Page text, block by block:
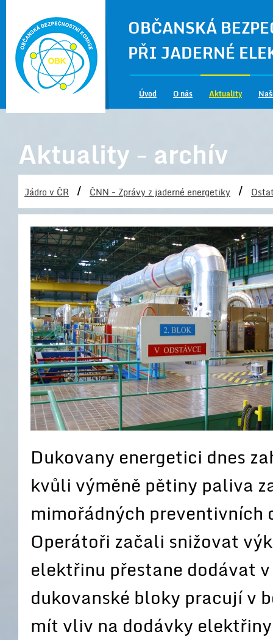
OBČANSKÁ
PŘI JADERNÉ
Úvod O nás Aktuality
Aktuality - archív
Jádro v ČR / ČNN - Zprávy z jaderné energetiky /
Dukovany energetici dnes
kvůli výměně pětiny paliva
mimořádných
Operátoři začali snižovat
elektřinu přestane dodávat
dukovanské bloky pracují v
mít vliv na dodávky